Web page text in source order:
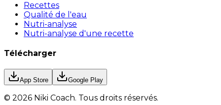
Recettes
Qualité de l'eau
Nutri-analyse
Nutri-analyse d'une recette
Télécharger
App Store Google Play
© 2026 Niki Coach. Tous droits réservés.